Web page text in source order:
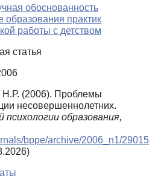
обоснованность
образования практик
работы с детством
статья
(2006). Проблемы
несовершеннолетних.
образования,
bppe/archive/2006_n1/29015